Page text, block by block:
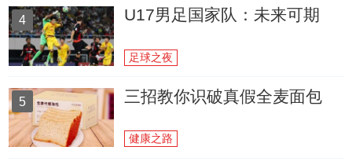
4 U17男足国家队：未来可期
足球之夜
5 三招教你识破真假全麦面包
健康之路